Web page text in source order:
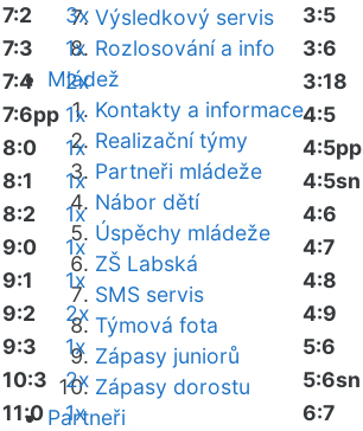
Výsledkový servis
Rozlosování a info
Mládež
Kontakty a informace
Realizační týmy
Partneři mládeže
Nábor dětí
Úspěchy mládeže
ZŠ Labská
SMS servis
Týmová fota
Zápasy juniorů
Zápasy dorostu
Partneři
7:2
3x
7:3
1x
7:4
2x
7:6pp 1x
8:0
1x
8:1
1x
8:2
1x
9:0
1x
9:1
1x
9:2
2x
9:3
1x
10:3
2x
11:0
1x
3:5
3:6
3:18
4:5
4:5pp
4:5sn
4:6
4:7
4:8
4:9
5:6
5:6sn
6:7